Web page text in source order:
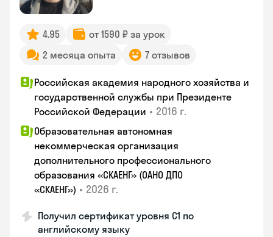
4.95
от 1590 ₽ за урок
2 месяца опыта
7 отзывов
Российская академия народного хозяйства и
государственной службы при Президенте
Российской Федерации • 2016 г.
Образовательная автономная
некоммерческая организация
дополнительного профессионального
образования «СКАЕНГ» (ОАНО ДПО
«СКАЕНГ») • 2026 г.
Получил сертификат уровня С1 по
английскому языку